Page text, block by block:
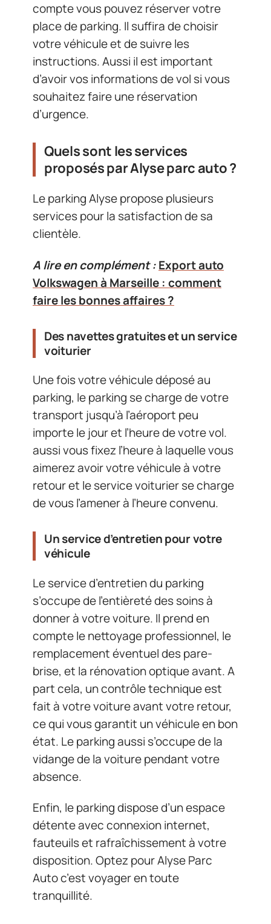
compte vous pouvez réserver votre
place de parking. Il suffira de choisir
votre véhicule et de suivre les
instructions. Aussi il est important
d’avoir vos informations de vol si vous
souhaitez faire une réservation
d’urgence.
Quels sont les services
proposés par Alyse parc auto ?
Le parking Alyse propose plusieurs
services pour la satisfaction de sa
clientèle.
A lire en complément :Export auto
Volkswagen à Marseille : comment
faire les bonnes affaires ?
Des navettes gratuites et un service
voiturier
Une fois votre véhicule déposé au
parking, le parking se charge de votre
transport jusqu’à l’aéroport peu
importe le jour et l’heure de votre vol.
aussi vous fixez l’heure à laquelle vous
aimerez avoir votre véhicule à votre
retour et le service voiturier se charge
de vous l’amener à l’heure convenu.
Un service d’entretien pour votre
véhicule
Le service d’entretien du parking
s’occupe de l’entièreté des soins à
donner à votre voiture. Il prend en
compte le nettoyage professionnel, le
remplacement éventuel des pare-
brise, et la rénovation optique avant. A
part cela, un contrôle technique est
fait à votre voiture avant votre retour,
ce qui vous garantit un véhicule en bon
état. Le parking aussi s’occupe de la
vidange de la voiture pendant votre
absence.
Enfin, le parking dispose d’un espace
détente avec connexion internet,
fauteuils et rafraîchissement à votre
disposition. Optez pour Alyse Parc
Auto c’est voyager en toute
tranquillité.